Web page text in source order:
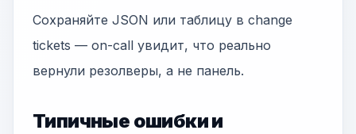
Сохраняйте JSON или таблицу в change
tickets — on-call увидит, что реально
вернули резолверы, а не панель.
Типичные ошибки и